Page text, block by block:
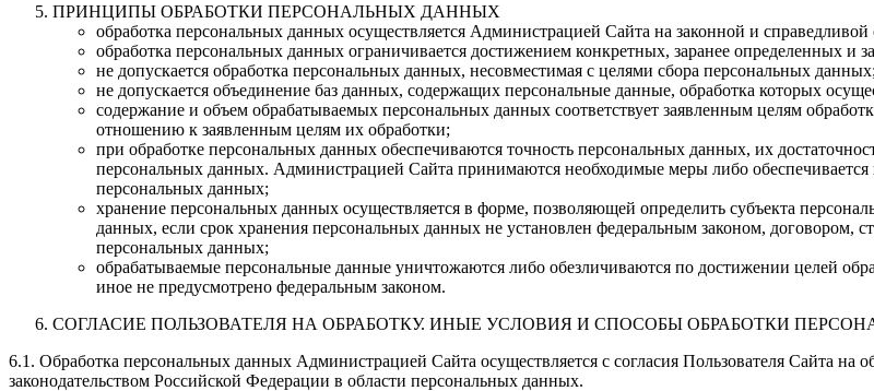
ПРИНЦИПЫ ОБРАБОТКИ ПЕРСОНАЛЬНЫХ ДАННЫХ
обработка персональных данных осуществляется Администрацией Сайта на законной и справедливой
обработка персональных данных ограничивается достижением конкретных, заранее определенных и
не допускается обработка персональных данных, несовместимая с целями сбора персональных данных;
не допускается объединение баз данных, содержащих персональные данные, обработка которых
содержание и объем обрабатываемых персональных данных соответствует заявленным целям
отношению к заявленным целям их обработки;
при обработке персональных данных обеспечиваются точность персональных данных, их
персональных данных. Администрацией Сайта принимаются необходимые меры либо
персональных данных;
хранение персональных данных осуществляется в форме, позволяющей определить субъекта
данных, если срок хранения персональных данных не установлен федеральным законом, договором,
персональных данных;
обрабатываемые персональные данные уничтожаются либо обезличиваются по достижении целей
иное не предусмотрено федеральным законом.
СОГЛАСИЕ ПОЛЬЗОВАТЕЛЯ НА ОБРАБОТКУ. ИНЫЕ УСЛОВИЯ И СПОСОБЫ ОБРАБОТКИ
6.1. Обработка персональных данных Администрацией Сайта осуществляется с согласия Пользователя Сайта на
законодательством Российской Федерации в области персональных данных.